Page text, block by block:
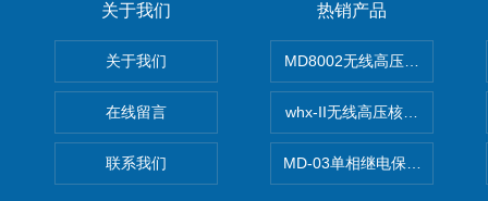
关于我们
关于我们
在线留言
联系我们
热销产品
MD8002无线高压核相仪
whx-II无线高压核相仪
MD-03单相继电保护测试仪价